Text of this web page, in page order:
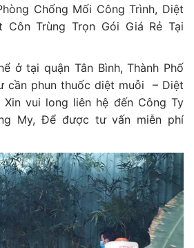
Chống Mối Công Trình, Diệt
Côn Trùng Trọn Gói Giá Rẻ Tại
ở tại quận Tân Bình, Thành Phố
cần phun thuốc diệt muỗi – Diệt
Xin vui long liên hệ đến Công Ty
My, Để được tư vấn miễn phí